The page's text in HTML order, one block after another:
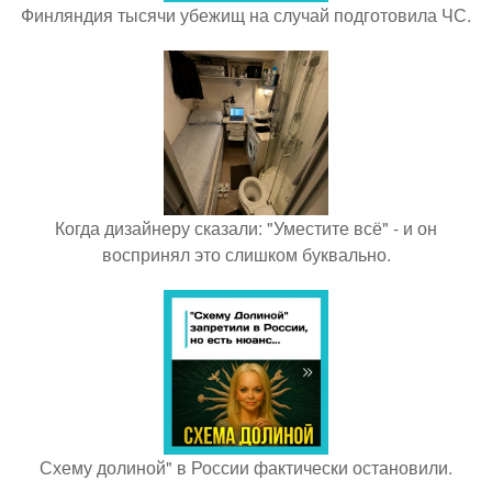
Финляндия тысячи убежищ на случай подготовила ЧС.
Когда дизайнеру сказали: "Уместите всё" - и он
воспринял это слишком буквально.
Схему долиной" в России фактически остановили.